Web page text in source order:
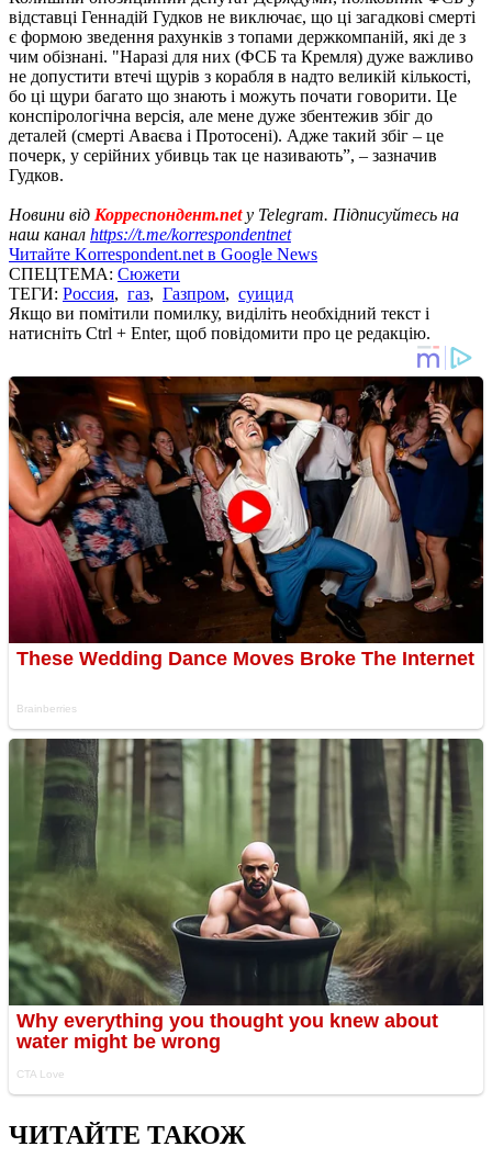
відставці Геннадій Гудков не виключає, що ці загадкові смерті
є формою зведення рахунків з топами держкомпаній, які де з
чим обізнані. "Наразі для них (ФСБ та Кремля) дуже важливо
не допустити втечі щурів з корабля в надто великій кількості,
бо ці щури багато що знають і можуть почати говорити. Це
конспірологічна версія, але мене дуже збентежив збіг до
деталей (смерті Аваєва і Протосені). Адже такий збіг – це
почерк, у серійних убивць так це називають”, – зазначив
Гудков.
Новини від Корреспондент.netу Telegram. Підписуйтесь на
наш канал https://t.me/korrespondentnet
Читайте Korrespondent.net в Google News
СПЕЦТЕМА: Сюжети
ТЕГИ: Россия, газ, Газпром, суицид
Якщо ви помітили помилку, виділіть необхідний текст і
натисніть Ctrl + Enter, щоб повідомити про це редакцію.
ЧИТАЙТЕ ТАКОЖ